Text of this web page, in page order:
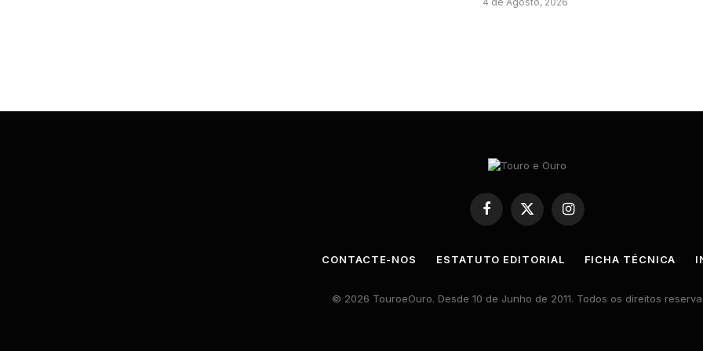
Facebook
X
(Twitter)
Instagram
CONTACTE-NOS ESTATUTO EDITORIAL FICHA TÉCNICA
© 2026 TouroeOuro. Desde 10 de Junho de 2011. Todos os direitos